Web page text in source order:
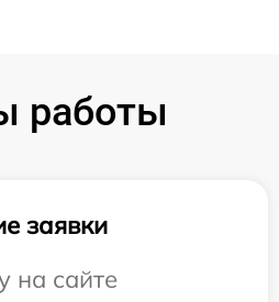
работы
заявки
на сайте